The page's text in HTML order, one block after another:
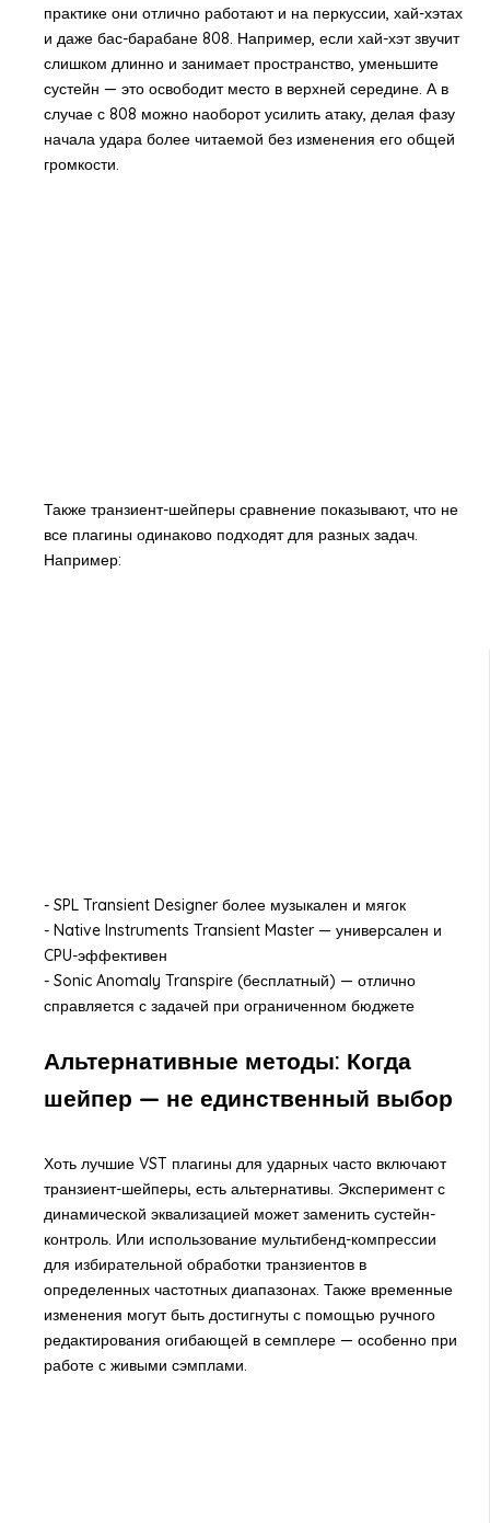
практике они отлично работают и на перкуссии, хай-хэтах
и даже бас-барабане 808. Например, если хай-хэт звучит
слишком длинно и занимает пространство, уменьшите
сустейн — это освободит место в верхней середине. А в
случае с 808 можно наоборот усилить атаку, делая фазу
начала удара более читаемой без изменения его общей
громкости.
Также транзиент-шейперы сравнение показывают, что не
все плагины одинаково подходят для разных задач.
Например:
- SPL Transient Designer более музыкален и мягок
- Native Instruments Transient Master — универсален и
CPU-эффективен
- Sonic Anomaly Transpire (бесплатный) — отлично
справляется с задачей при ограниченном бюджете
Альтернативные методы: Когда
шейпер — не единственный выбор
Хоть лучшие VST плагины для ударных часто включают
транзиент-шейперы, есть альтернативы. Эксперимент с
динамической эквализацией может заменить сустейн-
контроль. Или использование мультибенд-компрессии
для избирательной обработки транзиентов в
определенных частотных диапазонах. Также временные
изменения могут быть достигнуты с помощью ручного
редактирования огибающей в семплере — особенно при
работе с живыми сэмплами.